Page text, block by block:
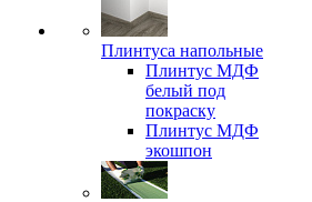
Плинтуса напольные
Плинтус МДФ
белый под
покраску
Плинтус МДФ
экошпон